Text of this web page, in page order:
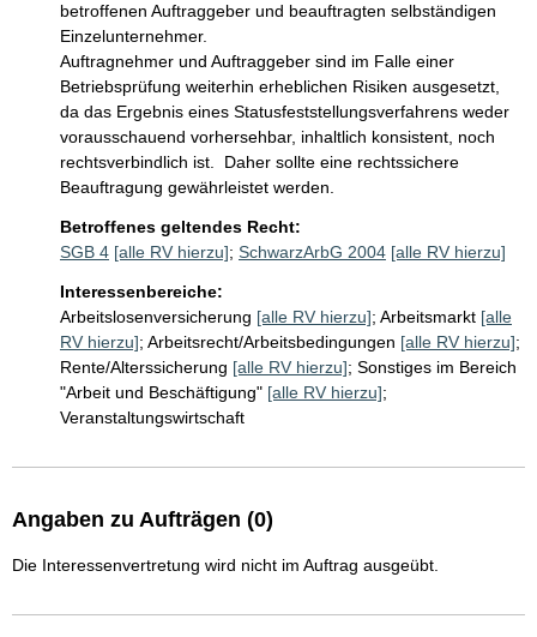
betroffenen Auftraggeber und beauftragten selbständigen
Einzelunternehmer.
Auftragnehmer und Auftraggeber sind im Falle einer
Betriebsprüfung weiterhin erheblichen Risiken ausgesetzt,
da das Ergebnis eines Statusfeststellungsverfahrens weder
vorausschauend vorhersehbar, inhaltlich konsistent, noch
rechtsverbindlich ist.  Daher sollte eine rechtssichere
Beauftragung gewährleistet werden.
Betroffenes geltendes Recht:
SGB 4 [alle RV hierzu]; SchwarzArbG 2004 [alle RV hierzu]
Interessenbereiche:
Arbeitslosenversicherung [alle RV hierzu]; Arbeitsmarkt [alle
RV hierzu]; Arbeitsrecht/Arbeitsbedingungen [alle RV hierzu];
Rente/Alterssicherung [alle RV hierzu]; Sonstiges im Bereich
"Arbeit und Beschäftigung" [alle RV hierzu];
Veranstaltungswirtschaft
Angaben zu Aufträgen (0)
Die Interessenvertretung wird nicht im Auftrag ausgeübt.